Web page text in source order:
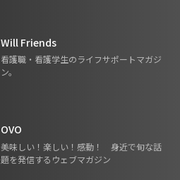
Will Friends
看護職・看護学生のライフサポートマガジ
ン。
OVO
美味しい！楽しい！感動！ 身近で旬な話
題を発信するウェブマガジン